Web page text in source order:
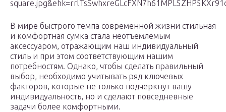
В мире быстрого темпа современной жизни стильная
и комфортная сумка стала неотъемлемым
аксессуаром, отражающим наш индивидуальный
стиль и при этом соответствующим нашим
потребностям. Однако, чтобы сделать правильный
выбор, необходимо учитывать ряд ключевых
факторов, которые не только подчеркнут вашу
индивидуальность, но и сделают повседневные
задачи более комфортными.